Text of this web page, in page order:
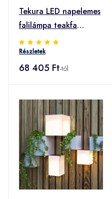
Tekura LED napelemes
falilámpa teakfa
színben
Részletek
68 405 Ft-tól